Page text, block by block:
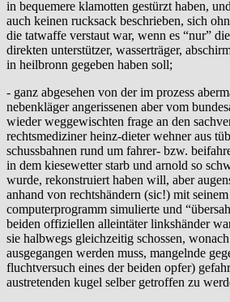
in bequemere klamotten gestürzt haben,
auch keinen rucksack beschrieben, sich
die tatwaffe verstaut war, wenn es “nur”
direkten unterstützer, wasserträger,
in heilbronn gegeben haben soll;
- ganz abgesehen von der im prozess
nebenkläger angerissenen aber vom
wieder weggewischten frage an den
rechtsmediziner heinz-dieter wehner aus
schussbahnen rund um fahrer- bzw.
in dem kiesewetter starb und arnold so
wurde, rekonstruiert haben will, aber
anhand von rechtshändern (sic!) mit
computerprogramm simulierte und
beiden offiziellen alleintäter linkshänder
sie halbwegs gleichzeitig schossen,
ausgegangen werden muss, mangelnde
fluchtversuch eines der beiden opfer)
austretenden kugel selber getroffen zu